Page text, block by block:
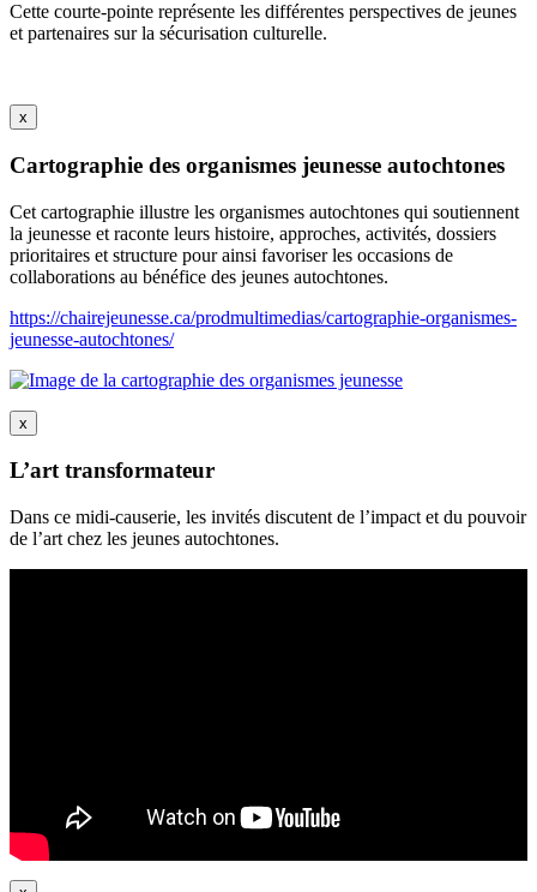
Cette courte-pointe représente les différentes perspectives de jeunes
et partenaires sur la sécurisation culturelle.
x
Cartographie des organismes jeunesse autochtones
Cet cartographie illustre les organismes autochtones qui soutiennent
la jeunesse et raconte leurs histoire, approches, activités, dossiers
prioritaires et structure pour ainsi favoriser les occasions de
collaborations au bénéfice des jeunes autochtones.
https://chairejeunesse.ca/prodmultimedias/cartographie-organismes-
jeunesse-autochtones/
x
L’art transformateur
Dans ce midi-causerie, les invités discutent de l’impact et du pouvoir
de l’art chez les jeunes autochtones.